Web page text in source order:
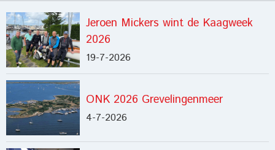
Home Zoeken
Jeroen Mickers wint de Kaagweek
2026
19-7-2026
ONK 2026 Grevelingenmeer
4-7-2026